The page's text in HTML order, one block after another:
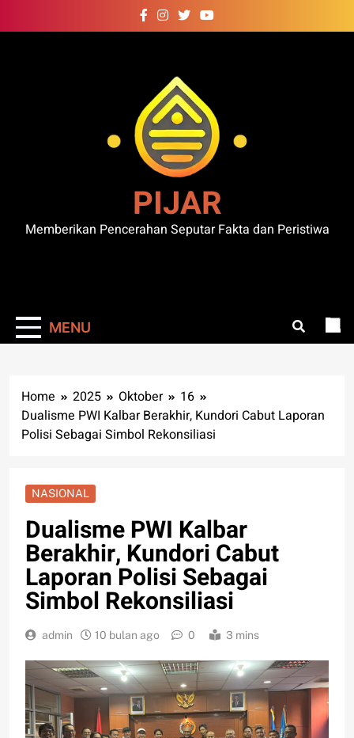
to
PIJAR
Memberikan Pencerahan Seputar Fakta dan Peristiwa
MENU
Home 2025 Oktober
16
Dualisme PWI Kalbar Berakhir, Kundori Cabut Laporan
Polisi Sebagai Simbol Rekonsiliasi
NASIONAL
Dualisme PWI Kalbar
Berakhir, Kundori Cabut
Laporan Polisi Sebagai
Simbol Rekonsiliasi
admin 10 bulan ago 0 3 mins